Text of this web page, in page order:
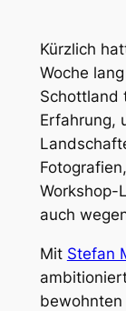
Kürzlich
Woche
Schottland
Erfahrung,
Workshop-
auch
Mit Stefan
bewohnten